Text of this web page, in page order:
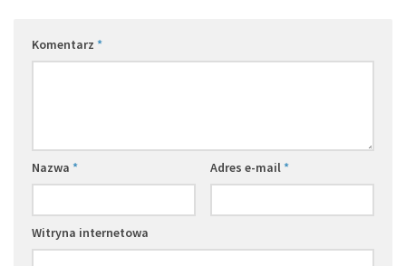
Komentarz *
Nazwa * Adres e-mail*
Witryna internetowa